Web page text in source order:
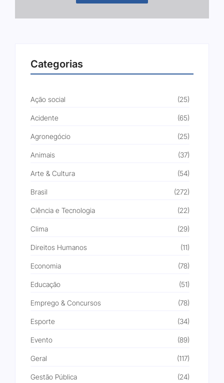
Categorias
Ação social (25)
Acidente (65)
Agronegócio (25)
Animais (37)
Arte & Cultura (54)
Brasil (272)
Ciência e Tecnologia (22)
Clima (29)
Direitos Humanos (11)
Economia (78)
Educação (51)
Emprego & Concursos (78)
Esporte (34)
Evento (89)
Geral (117)
Gestão Pública (24)